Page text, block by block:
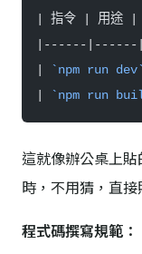
| 指令 | 用途 |
|------|------|
`npm run dev`
`npm run
這就像辦公桌上
時，不用猜，直接
程式碼撰寫規範：